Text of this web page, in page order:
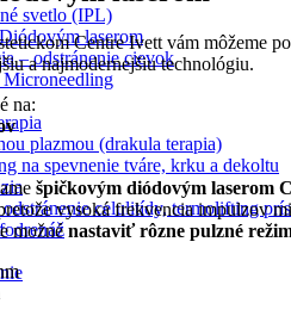
svetlo (IPL)
laserom
– odstránenie cievok
plazmou (drakula terapia)
na spevnenie tváre, krku a dekoltu
celulitídy, termolifting
Centre Ivett vám môžeme
a najmodernejšiu technológiu.
na:
špičkovým diódovým laserom
vysoká frekvencia impulzov
možnénastaviť rôzne pulzné